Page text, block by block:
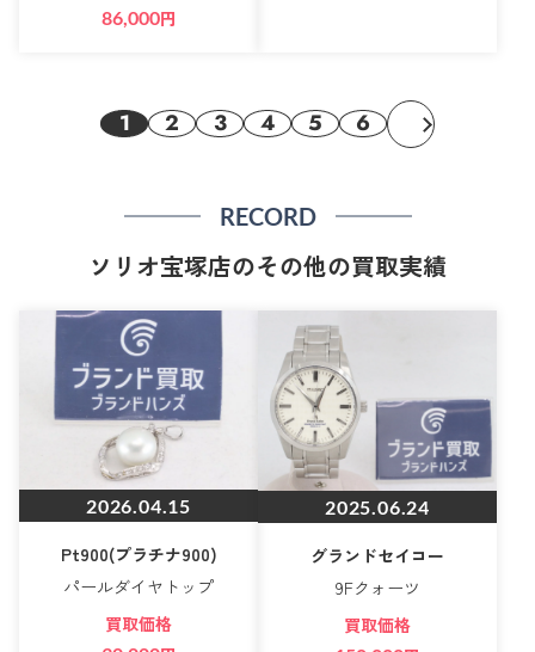
86,000円
1 2 3 4 5 6
RECORD
ソリオ宝塚店のその他の買取実績
2026.04.15
Pt900(プラチナ900)
パールダイヤトップ
買取価格
2025.06.24
グランドセイコー
9Fクォーツ
買取価格